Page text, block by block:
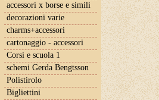
accessori x borse e simili
decorazioni varie
charms+accessori
cartonaggio - accessori
Corsi e scuola 1
schemi Gerda Bengtsson
Polistirolo
Bigliettini